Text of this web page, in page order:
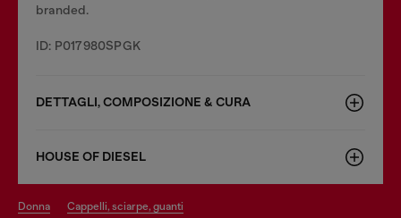
branded.
ID: P017980SPGK
DETTAGLI, COMPOSIZIONE & CURA
HOUSE OF DIESEL
donna cappelli, sciarpe, guanti